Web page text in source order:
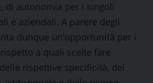
di autonomia per i singoli
e aziendali. A parere degli
dunque un’opportunità per i
a quali scelte fare
rispettive specificità, del